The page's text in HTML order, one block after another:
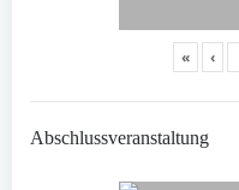
« ‹
Abschlussveranstaltung